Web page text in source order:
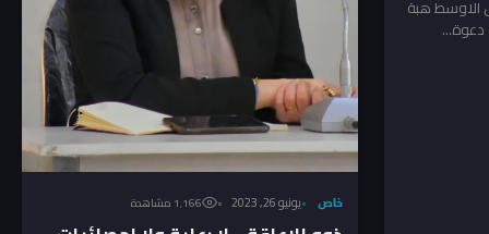
الاوسط هبة
دعوة...
خاص يونيو 26, 2023 1٬166 مشاهدة